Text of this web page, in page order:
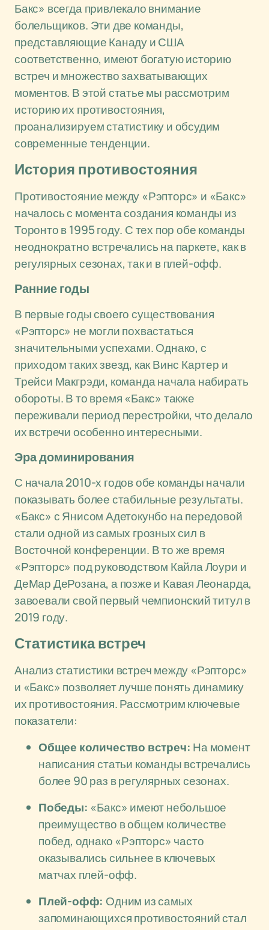
Бакс» всегда привлекало внимание
болельщиков. Эти две команды,
представляющие Канаду и США
соответственно, имеют богатую историю
встреч и множество захватывающих
моментов. В этой статье мы рассмотрим
историю их противостояния,
проанализируем статистику и обсудим
современные тенденции.
История противостояния
Противостояние между «Рэпторс» и «Бакс»
началось с момента создания команды из
Торонто в 1995 году. С тех пор обе команды
неоднократно встречались на паркете, как в
регулярных сезонах, так и в плей-офф.
Ранние годы
В первые годы своего существования
«Рэпторс» не могли похвастаться
значительными успехами. Однако, с
приходом таких звезд, как Винс Картер и
Трейси Макгрэди, команда начала набирать
обороты. В то время «Бакс» также
переживали период перестройки, что делало
их встречи особенно интересными.
Эра доминирования
С начала 2010-х годов обе команды начали
показывать более стабильные результаты.
«Бакс» с Янисом Адетокунбо на передовой
стали одной из самых грозных сил в
Восточной конференции. В то же время
«Рэпторс» под руководством Кайла Лоури и
ДеМар ДеРозана, а позже и Кавая Леонарда,
завоевали свой первый чемпионский титул в
2019 году.
Статистика встреч
Анализ статистики встреч между «Рэпторс»
и «Бакс» позволяет лучше понять динамику
их противостояния. Рассмотрим ключевые
показатели:
Общее количество встреч: На момент
написания статьи команды встречались
более 90 раз в регулярных сезонах.
Победы: «Бакс» имеют небольшое
преимущество в общем количестве
побед, однако «Рэпторс» часто
оказывались сильнее в ключевых
матчах плей-офф.
Плей-офф: Одним из самых
запоминающихся противостояний стал